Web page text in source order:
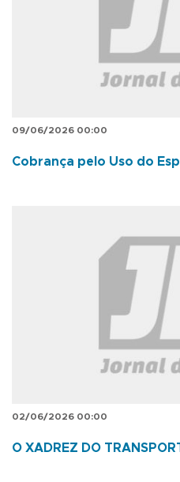
09/06/2026 00:00
Cobrança pelo Uso do
02/06/2026 00:00
O XADREZ DO